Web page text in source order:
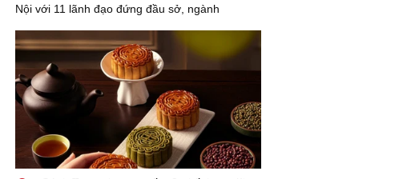
Nội với 11 lãnh đạo đứng đầu sở, ngành